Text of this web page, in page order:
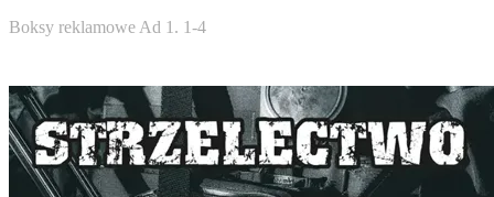
Boksy reklamowe Ad 1. 1-4